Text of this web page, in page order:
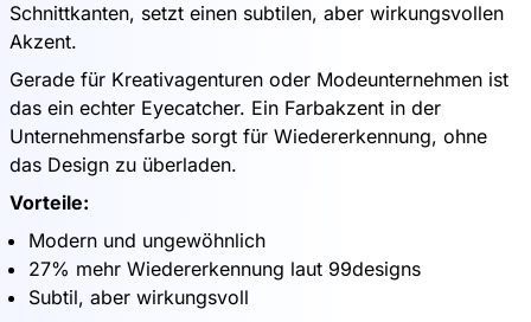
Schnittkanten, setzt einen subtilen, aber wirkungsvollen
Akzent.
Gerade für Kreativagenturen oder Modeunternehmen ist
das ein echter Eyecatcher. Ein Farbakzent in der
Unternehmensfarbe sorgt für Wiedererkennung, ohne
das Design zu überladen.
Vorteile:
Modern und ungewöhnlich
27% mehr Wiedererkennung laut 99designs
Subtil, aber wirkungsvoll